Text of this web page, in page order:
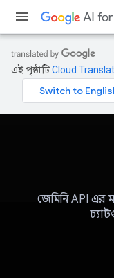
এই পৃষ্ঠাটিCloud
জেমিনি API এর